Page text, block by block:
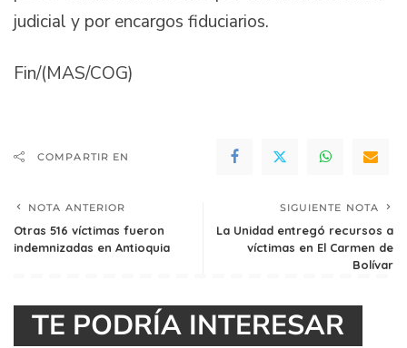
judicial y por encargos fiduciarios.
Fin/(MAS/COG)
COMPARTIR EN
NOTA ANTERIOR
Otras 516 víctimas fueron
indemnizadas en Antioquia
SIGUIENTE NOTA
La Unidad entregó recursos a
víctimas en El Carmen de
Bolívar
TE PODRÍA INTERESAR